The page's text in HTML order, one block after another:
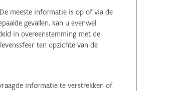
meeste informatie is op of via de
gevallen, kan u evenwel
in overeenstemming met de
ten opzichte van de
informatie te verstrekken of